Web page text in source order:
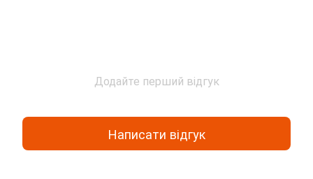
Додайте перший відгук
Написати відгук